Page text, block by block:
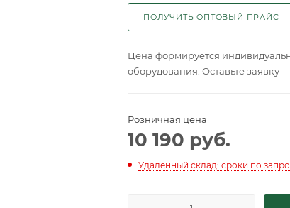
ПОЛУЧИТЬ ОПТОВЫЙ ПРАЙС
Цена формируется
оборудования. Оставьте заявку
Розничная цена
10 190 руб.
Удаленный склад: сроки по